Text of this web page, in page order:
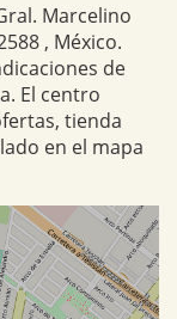
Marcelino
, México.
de
El centro
tienda
en el mapa